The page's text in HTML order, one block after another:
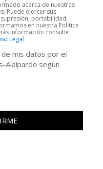
acerca de nuestras
Puede ejercer sus
portabilidad,
en nuestra Política
información consulte
Legal
mis datos por el
Alalpardo según